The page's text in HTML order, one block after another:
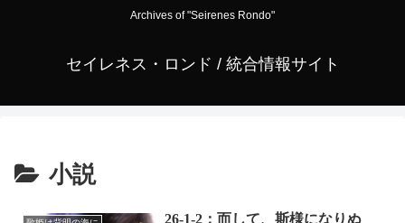
Archives of "Seirenes Rondo"
セイレネス・ロンド / 統合情報サイト
小説
26-1-2：而して、斯様になりぬ